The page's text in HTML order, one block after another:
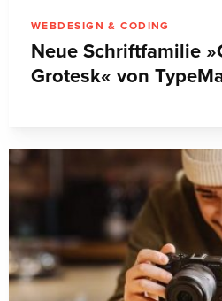
WEBDESIGN & CODING
Neue Schriftfamilie
Grotesk« von